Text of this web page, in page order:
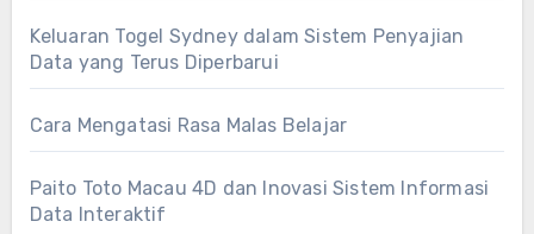
Keluaran Togel Sydney dalam Sistem Penyajian
Data yang Terus Diperbarui
Cara Mengatasi Rasa Malas Belajar
Paito Toto Macau 4D dan Inovasi Sistem Informasi
Data Interaktif